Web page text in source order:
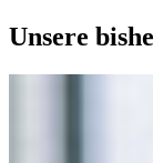
Unsere